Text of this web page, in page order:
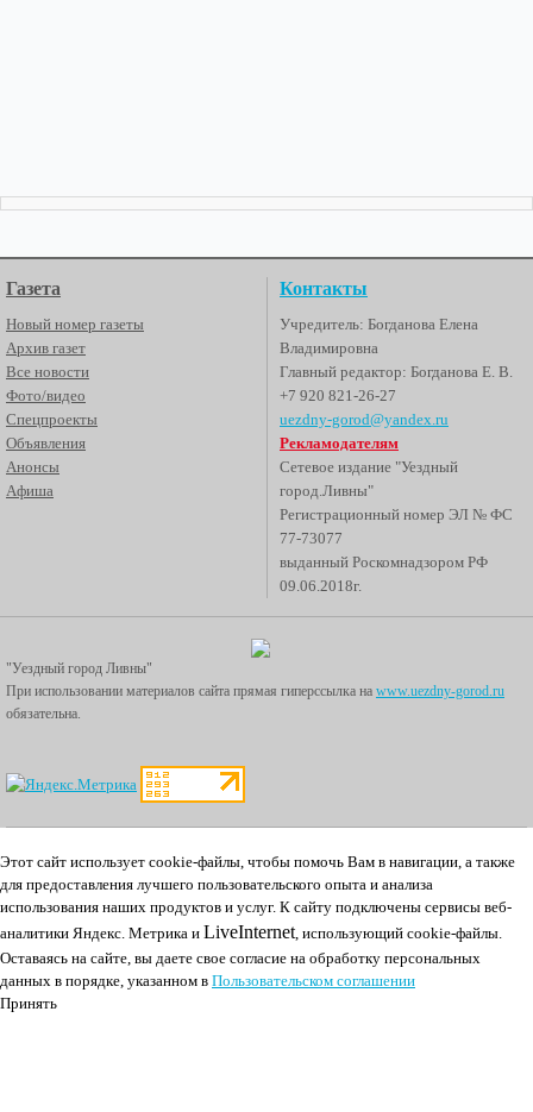
Газета
Новый номер газеты
Архив газет
Все новости
Фото/видео
Спецпроекты
Объявления
Анонсы
Афиша
Контакты
Учредитель: Богданова Елена
Владимировна
Главный редактор: Богданова Е. В.
+7 920 821-26-27
uezdny-gorod@yandex.ru
Рекламодателям
Сетевое издание "Уездный
город.Ливны"
Регистрационный номер ЭЛ № ФС
77-73077
выданный Роскомнадзором РФ
09.06.2018г.
"Уездный город Ливны"
При использовании материалов сайта прямая гиперссылка на www.uezdny-gorod.ru
обязательна.
Этот сайт использует cookie-файлы, чтобы помочь Вам в навигации, а также
для предоставления лучшего пользовательского опыта и анализа
использования наших продуктов и услуг. К cайту подключены сервисы веб-
аналитики Яндекс. Метрика и LiveInternet , использующий cookie-файлы.
Оставаясь на сайте, вы даете свое согласие на обработку персональных
данных в порядке, указанном в Пользовательском соглашении
Принять